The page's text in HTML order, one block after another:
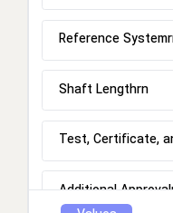
Reference
Shaft Lengthrn
Test, Certificate,
Additional